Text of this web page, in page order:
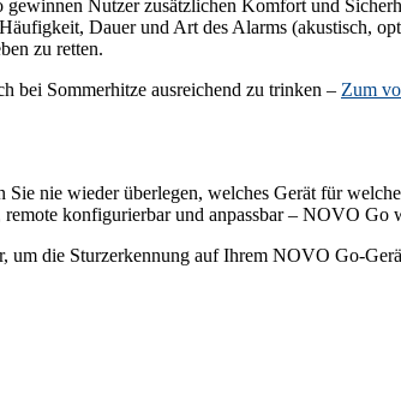
Nutzer zusätzlichen Komfort und
Dauer und Art des Alarms (akustisch,
zu retten.
bei Sommerhitze ausreichend zu trinken – Zum
nie wieder überlegen, welches Gerät für
konfigurierbar und anpassbar – NOVO Go
um die Sturzerkennung auf Ihrem NOVO Go-